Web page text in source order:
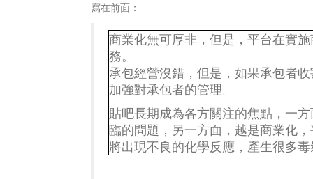
寫在前面：
商業化無可厚非，但是，平台在實
務。
承包經營沒錯，但是，如果承包者
加強對承包者的管理。
貼吧長期成為各方關注的焦點，一
臨的問題，另一方面，越是商業化
將出現不良的化學反應，產生很多